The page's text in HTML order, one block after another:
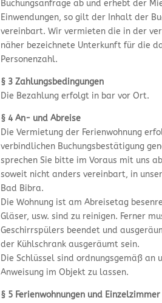
Buchungsanfrage ab und erhebt der
Einwendungen, so gilt der Inhalt der
vereinbart. Wir vermieten die in der
näher bezeichnete Unterkunft für die
Personenzahl.
§ 3 Zahlungsbedingungen
Die Bezahlung erfolgt in bar vor Ort.
§ 4 An- und Abreise
Die Vermietung der Ferienwohnung
verbindlichen Buchungsbestätigung
sprechen Sie bitte im Voraus mit uns
soweit nicht anders vereinbart, in
Bad Bibra.
Die Wohnung ist am Abreisetag
Gläser, usw. sind zu reinigen. Ferner
Geschirrspülers beendet und
der Kühlschrank ausgeräumt sein.
Die Schlüssel sind ordnungsgemäß an
Anweisung im Objekt zu lassen.
§ 5 Ferienwohnungen und Einzelzimmer